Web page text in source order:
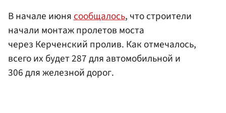
В начале июня сообщалось, что строители
начали монтаж пролетов моста
через Керченский пролив. Как отмечалось,
всего их будет 287 для автомобильной и
306 для железной дорог.